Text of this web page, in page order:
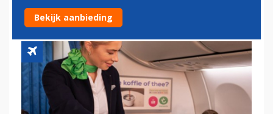
TRANSAVIA
Bekijk aanbieding